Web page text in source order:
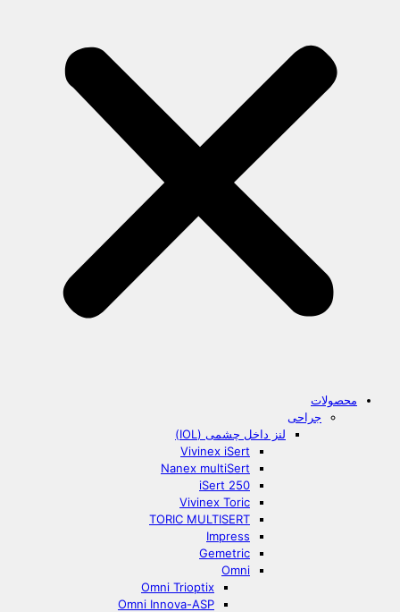
محصولات
جراحی
لنز داخل چشمی (IOL)
Vivinex iSert
Nanex multiSert
iSert 250
Vivinex Toric
TORIC MULTISERT
Impress
Gemetric
Omni
Omni Trioptix
Omni Innova-ASP